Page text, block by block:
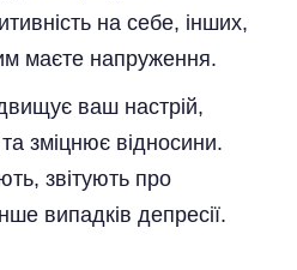
на себе, інших,
маєте напруження.
ваш настрій,
зміцнює відносини.
звітують про
випадків депресії.